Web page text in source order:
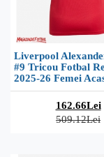
Liverpool
#9 Tricou Fotbal
2025-26 Femei
162.66Lei
509.12Lei